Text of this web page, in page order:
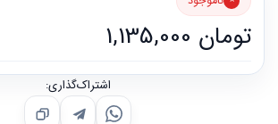
تومان
اشتراک‌گذاری: